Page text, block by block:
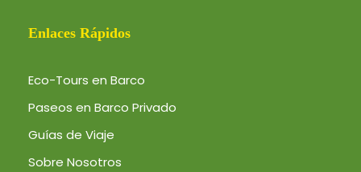
Enlaces Rápidos
Eco-Tours en Barco
Paseos en Barco Privado
Guías de Viaje
Sobre Nosotros